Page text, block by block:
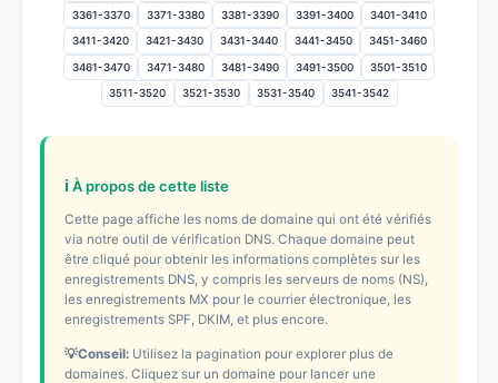
3361-3370 3371-3380 3381-3390 3391-3400 3401-3410
3411-3420 3421-3430 3431-3440 3441-3450 3451-3460
3461-3470 3471-3480 3481-3490 3491-3500 3501-3510
3511-3520 3521-3530 3531-3540 3541-3542
ℹ️ À propos de cette liste
Cette page affiche les noms de domaine qui ont été vérifiés
via notre outil de vérification DNS. Chaque domaine peut
être cliqué pour obtenir les informations complètes sur les
enregistrements DNS, y compris les serveurs de noms (NS),
les enregistrements MX pour le courrier électronique, les
enregistrements SPF, DKIM, et plus encore.
💡Conseil:Utilisez la pagination pour explorer plus de
domaines. Cliquez sur un domaine pour lancer une